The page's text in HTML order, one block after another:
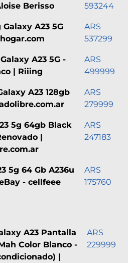
Berisso
593244
A23 5G
ARS
537299
A23 5G -
| Riiing
ARS
499999
A23 128gb
ARS
279999
5g 64gb Black
|
ARS
247183
5g 64 Gb A236u
- cellfeee
ARS
175760
A23 Pantalla
Color Blanco -
|
ARS
229999